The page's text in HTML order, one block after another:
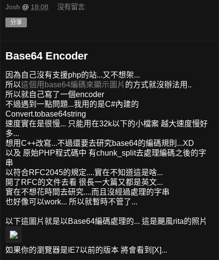
Josh @ 18:08 沒有留言:
分享
Base64 Encoder
因為自己沒有支援php的站...又不想架...
所以這個用base64編碼來顯示圖片 的方式就沒辦法用..
所以就自己寫了一個encoder
不過遇到一點問題...我用的是C#內建的
Convert.tobase64string
速度實在是很慢... 只能用在32k以下的小檔案 越大速度慢好
多...
想用C++改寫...不過還要去研究base64的編碼規則...XD
以及 原始PHP程式碼中 有chunk_split去處理編碼之後的字
串
以符合RFC2045的規定....實在不知道這是啥...
開了RFC的文件去看 很長一大篇又都是英文...
實在不想花時間去研究....而且沒經過處理的字串
也好像可以work... 所以就暫時不管了...
以下這圖片就是以Base64編碼處理的... 這是颶風rita的照片
如果你的瀏覽器是IE7以前的版本 將會看到[X]...